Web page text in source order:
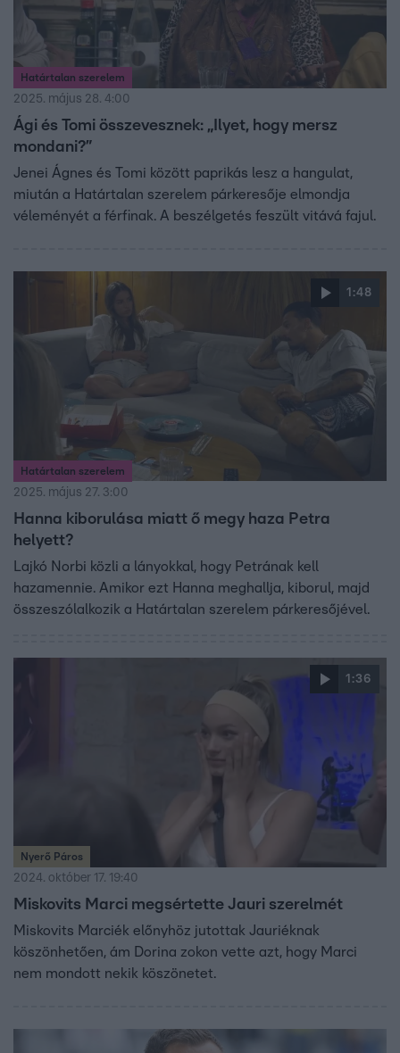
Határtalan szerelem
2025. május 28. 4:00
Ági és Tomi összevesznek: „Ilyet, hogy mersz
mondani?”
Jenei Ágnes és Tomi között paprikás lesz a hangulat,
miután a Határtalan szerelem párkeresője elmondja
véleményét a férfinak. A beszélgetés feszült vitává fajul.
1:48
Határtalan szerelem
2025. május 27. 3:00
Hanna kiborulása miatt ő megy haza Petra
helyett?
Lajkó Norbi közli a lányokkal, hogy Petrának kell
hazamennie. Amikor ezt Hanna meghallja, kiborul, majd
összeszólalkozik a Határtalan szerelem párkeresőjével.
1:36
Nyerő Páros
2024. október 17. 19:40
Miskovits Marci megsértette Jauri szerelmét
Miskovits Marciék előnyhöz jutottak Jauriéknak
köszönhetően, ám Dorina zokon vette azt, hogy Marci
nem mondott nekik köszönetet.